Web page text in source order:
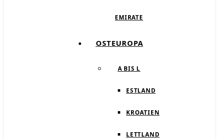
EMIRATE
OSTEUROPA
A BIS L
ESTLAND
KROATIEN
LETTLAND